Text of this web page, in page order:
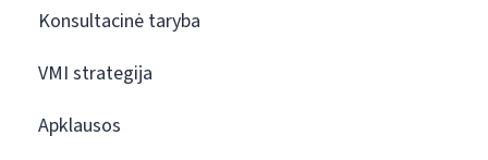
Konsultacinė taryba
VMI strategija
Apklausos